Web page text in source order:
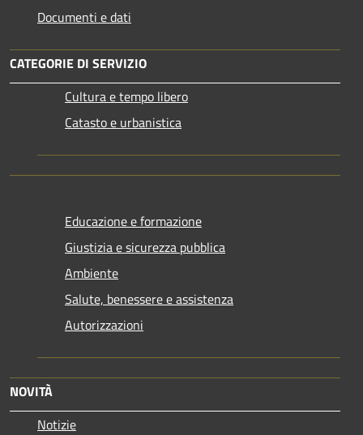
Documenti e dati
CATEGORIE DI SERVIZIO
Cultura e tempo libero
Catasto e urbanistica
Educazione e formazione
Giustizia e sicurezza pubblica
Ambiente
Salute, benessere e assistenza
Autorizzazioni
NOVITÀ
Notizie